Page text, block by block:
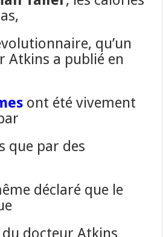
qu’un
Atkins a publié en
ont été vivement
que par des
déclaré que le
docteur Atkins